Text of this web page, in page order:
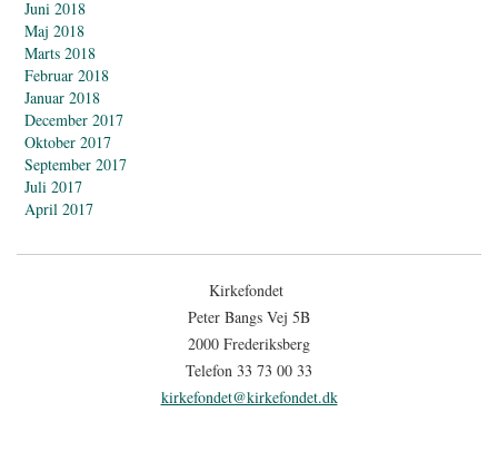
Juni 2018
Maj 2018
Marts 2018
Februar 2018
Januar 2018
December 2017
Oktober 2017
September 2017
Juli 2017
April 2017
Kirkefondet
Peter Bangs Vej 5B
2000 Frederiksberg
Telefon 33 73 00 33
kirkefondet@kirkefondet.dk